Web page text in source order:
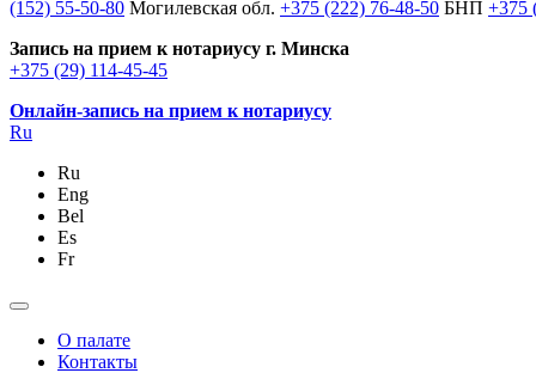
(152) 55-50-80 Могилевская обл. +375 (222) 76-48-50 БНП +375
Запись на прием к нотариусу г. Минска
+375 (29) 114-45-45
Онлайн-запись на прием к нотариусу
Ru
Ru
Eng
Bel
Es
Fr
О палате
Контакты